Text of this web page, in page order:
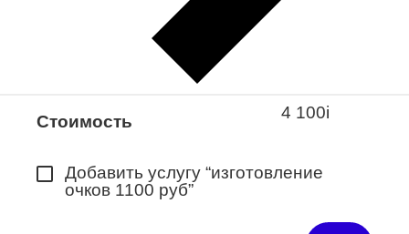
в ближайший салон “Оптик-Экспресс”.
*Доступно для Республики
Стоимость 4 100i
Добавить услугу “изготовление
очков 1100 руб”